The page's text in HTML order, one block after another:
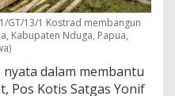
i
r
s
a
GT/13/1 Kostrad membangun
Kabupaten Nduga, Papua,
dalam membantu
Pos Kotis Satgas Yonif